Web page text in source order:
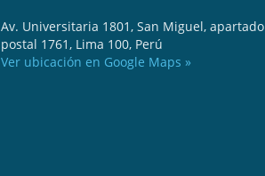
Av. Universitaria 1801, San Miguel, apartado
postal 1761, Lima 100, Perú
Ver ubicación en Google Maps »